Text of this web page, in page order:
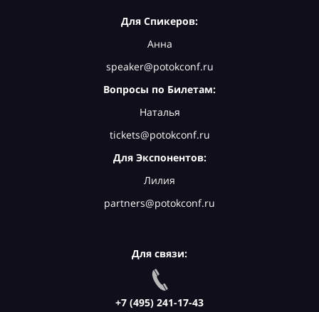
Для Спикеров:
Анна
speaker@potokconf.ru
Вопросы по Билетам:
Наталья
tickets@potokconf.ru
Для Экспонентов:
Лилия
partners@potokconf.ru
Для связи:
+7 (495) 241-17-43